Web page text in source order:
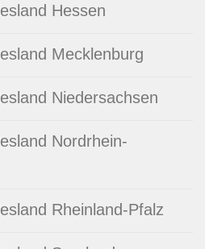
Hessen
Mecklenburg
Niedersachsen
Nordrhein-
Rheinland-Pfalz